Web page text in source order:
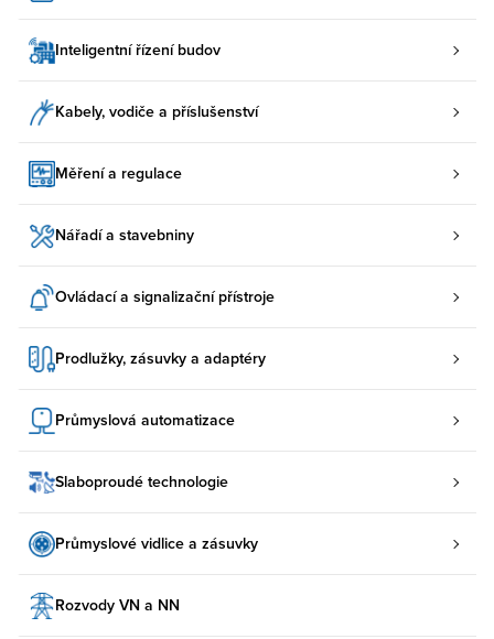
Inteligentní řízení budov
Kabely, vodiče a příslušenství
Měření a regulace
Nářadí a stavebniny
Ovládací a signalizační přístroje
Prodlužky, zásuvky a adaptéry
Průmyslová automatizace
Slaboproudé technologie
Průmyslové vidlice a zásuvky
Rozvody VN a NN